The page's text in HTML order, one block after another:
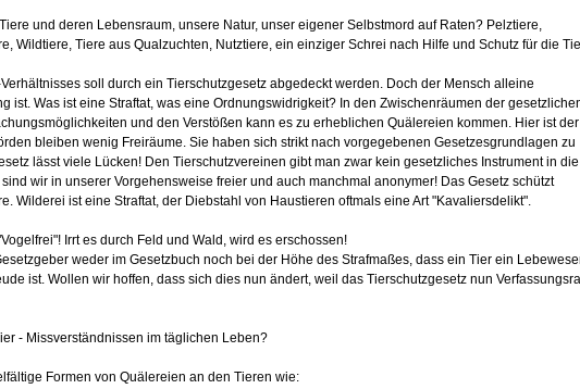
und deren Lebensraum, unsere Natur, unser eigener Selbstmord auf Raten? Pelztiere,
Wildtiere, Tiere aus Qualzuchten, Nutztiere, ein einziger Schrei nach Hilfe und Schutz für die
soll durch ein Tierschutzgesetz abgedeckt werden. Doch der Mensch alleine
ist. Was ist eine Straftat, was eine Ordnungswidrigkeit? In den Zwischenräumen der
und den Verstößen kann es zu erheblichen Quälereien kommen. Hier ist der
bleiben wenig Freiräume. Sie haben sich strikt nach vorgegebenen Gesetzesgrundlagen zu
lässt viele Lücken! Den Tierschutzvereinen gibt man zwar kein gesetzliches Instrument in die
wir in unserer Vorgehensweise freier und auch manchmal anonymer! Das Gesetz schützt
Wilderei ist eine Straftat, der Diebstahl von Haustieren oftmals eine Art "Kavaliersdelikt".
Irrt es durch Feld und Wald, wird es erschossen!
weder im Gesetzbuch noch bei der Höhe des Strafmaßes, dass ein Tier ein
ist. Wollen wir hoffen, dass sich dies nun ändert, weil das Tierschutzgesetz nun
- Missverständnissen im täglichen Leben?
Formen von Quälereien an den Tieren wie: